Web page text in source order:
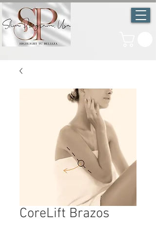
CoreLift Brazos